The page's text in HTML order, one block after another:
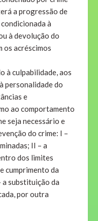
a progressão de
à
à devolução do
acréscimos
à culpabilidade, aos
personalidade do
e
ao comportamento
seja necessário e
do crime: I –
II – a
dos limites
cumprimento da
a substituição da
por outra